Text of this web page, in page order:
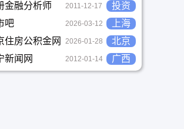
金融分析师 2011-12-17
投资
吧 2026-03-12
上海
住房公积金网 2026-01-28
北京
新闻网 2012-01-14 广西